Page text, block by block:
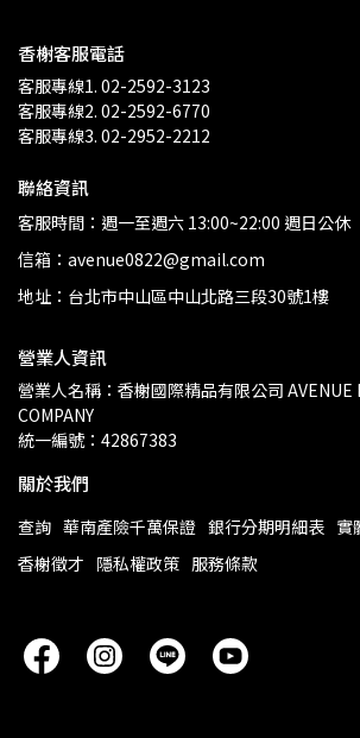
香榭客服電話
客服專線1. 02-2592-3123
客服專線2. 02-2592-6770
客服專線3. 02-2952-2212
聯絡資訊
客服時間：週一至週六 13:00~22:00 週日公休
信箱：avenue0822@gmail.com
地址：台北市中山區中山北路三段30號1樓
營業人資訊
營業人名稱：香榭國際精品有限公司
COMPANY
統一編號：42867383
關於我們
查詢 華南產險千萬保證 銀行分期明細表 實
香榭徵才 隱私權政策 服務條款